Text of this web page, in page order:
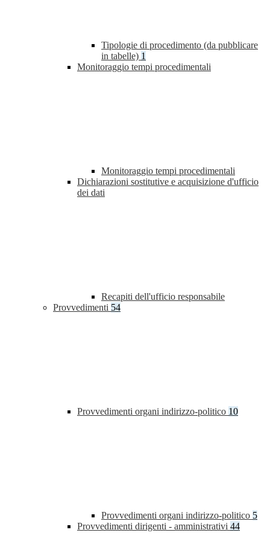
Tipologie di procedimento (da pubblicare
in tabelle) 1
Monitoraggio tempi procedimentali
Monitoraggio tempi procedimentali
Dichiarazioni sostitutive e acquisizione d'ufficio
dei dati
Recapiti dell'ufficio responsabile
Provvedimenti 54
Provvedimenti organi indirizzo-politico 10
Provvedimenti organi indirizzo-politico 5
Provvedimenti dirigenti - amministrativi 44